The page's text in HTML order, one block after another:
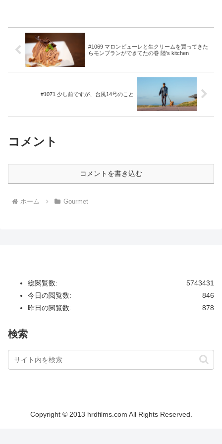
#1069 マロンピューレと生クリームを買ってきた
らモンブランができてたの巻 陸’s kitchen
#1071 少し前ですが、台風14号のこと
コメント
コメントを書き込む
ホーム Gourmet
5743431
総閲覧数:
846
今日の閲覧数:
878
昨日の閲覧数:
検索
Copyright © 2013 hrdfilms.com All Rights Reserved.